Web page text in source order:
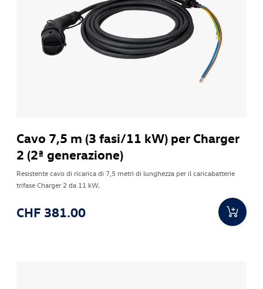
Cavo 7,5 m (3 fasi/11 kW) per Charger
2 (2ª generazione)
Resistente cavo di ricarica di 7,5 metri di lunghezza per il caricabatterie
trifase Charger 2 da 11 kW.
CHF 381.00